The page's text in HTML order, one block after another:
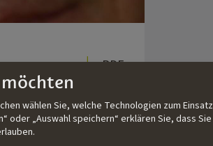
PDF
wählen Sie, welche Technologien zum Einsatz
oder „Auswahl speichern“ erklären Sie, dass Sie